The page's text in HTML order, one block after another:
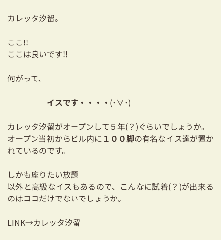
カレッタ汐留。
ここ!!
ここは良いです!!
何がって、
イスです・・・・ (･∀･)
カレッタ汐留がオープンして５年(？)ぐらいでしょうか。
オープン当初からビル内に１００脚の有名なイス達が置か
れているのです。
しかも座りたい放題
以外と高級なイスもあるので、こんなに試着(？)が出来る
のはココだけでないでしょうか。
LINK→カレッタ汐留